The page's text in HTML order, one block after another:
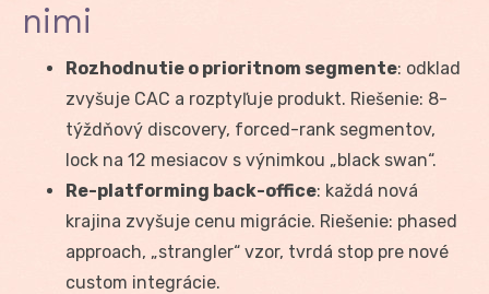
nimi
Rozhodnutie o prioritnom segmente: odklad
zvyšuje CAC a rozptyľuje produkt. Riešenie: 8-
týždňový discovery, forced-rank segmentov,
lock na 12 mesiacov s výnimkou „black swan“.
Re-platforming back-office: každá nová
krajina zvyšuje cenu migrácie. Riešenie: phased
approach, „strangler“ vzor, tvrdá stop pre nové
custom integrácie.